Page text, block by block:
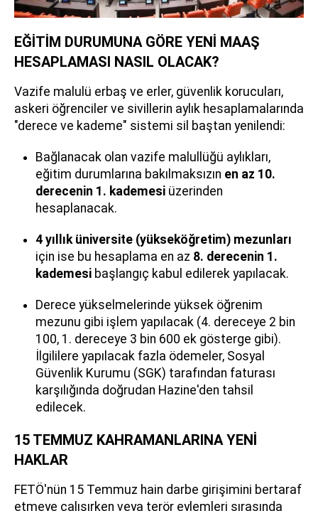
EĞİTİM DURUMUNA GÖRE YENİ MAAŞ
HESAPLAMASI NASIL OLACAK?
Vazife malulü erbaş ve erler, güvenlik korucuları,
askeri öğrenciler ve sivillerin aylık hesaplamalarında
"derece ve kademe" sistemi sil baştan yenilendi:
Bağlanacak olan vazife malullüğü aylıkları,
eğitim durumlarına bakılmaksızın en az 10.
derecenin 1. kademesi üzerinden
hesaplanacak.
4 yıllık üniversite (yükseköğretim) mezunları
için ise bu hesaplama en az 8. derecenin 1.
kademesi başlangıç kabul edilerek yapılacak.
Derece yükselmelerinde yüksek öğrenim
mezunu gibi işlem yapılacak (4. dereceye 2 bin
100, 1. dereceye 3 bin 600 ek gösterge gibi).
İlgililere yapılacak fazla ödemeler, Sosyal
Güvenlik Kurumu (SGK) tarafından faturası
karşılığında doğrudan Hazine'den tahsil
edilecek.
15 TEMMUZ KAHRAMANLARINA YENİ
HAKLAR
FETÖ'nün 15 Temmuz hain darbe girişimini bertaraf
etmeye çalışırken veya terör eylemleri sırasında